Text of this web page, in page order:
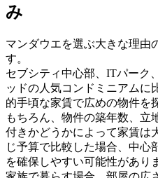
み
マンダウエを選ぶ大きな理由
す。
セブシティ中心部、ITパーク
ッドの人気コンドミニアムに
的手頃な家賃で広めの物件を
もちろん、物件の築年数、立
付きかどうかによって家賃は
じ予算で比較した場合、中心
を確保しやすい可能性があり